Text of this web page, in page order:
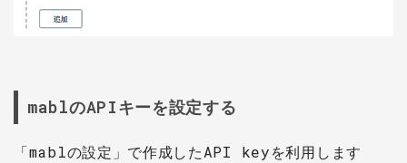
mablのAPIキーを設定する
「mablの設定」で作成したAPI keyを利用します